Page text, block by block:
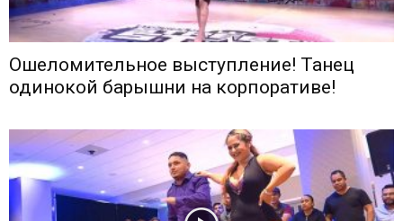
Ошеломительное выступление! Танец
одинокой барышни на корпоративе!